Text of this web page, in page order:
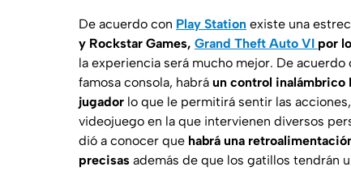
De acuerdo con Play Station existe una
y Rockstar Games, Grand Theft Auto VI por
la experiencia será mucho mejor. De
famosa consola, habrá un control inalámbrico
jugador lo que le permitirá sentir las
videojuego en la que intervienen diversos
dió a conocer que habrá una
precisas además de que los gatillos tendrán